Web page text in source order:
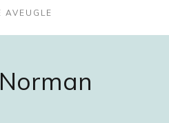
AVEUGLE
Norman